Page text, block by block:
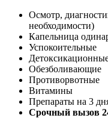
Осмотр,
необходимости)
Капельница
Успокоительные
Обезболивающие
Противорвотные
Витамины
Препараты на 3
Срочный вызов